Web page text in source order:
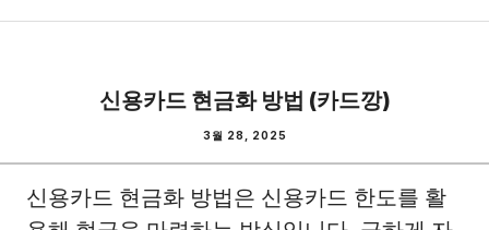
신용카드 현금화 방법 (카드깡)
3월 28, 2025
신용카드 현금화 방법은 신용카드 한도를 활